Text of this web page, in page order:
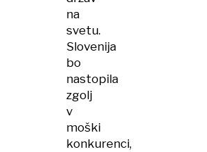
na
svetu.
Slovenija
bo
nastopila
zgolj
v
moški
konkurenci,